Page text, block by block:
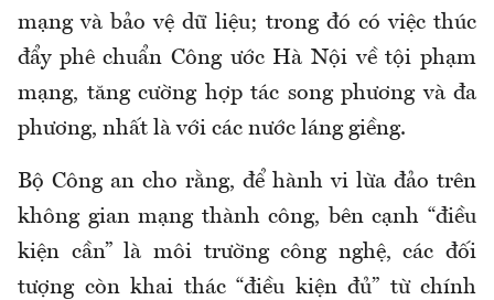
mạng và bảo vệ dữ liệu; trong đó có việc thúc
đẩy phê chuẩn Công ước Hà Nội về tội phạm
mạng, tăng cường hợp tác song phương và đa
phương, nhất là với các nước láng giềng.
Bộ Công an cho rằng, để hành vi lừa đảo trên
không gian mạng thành công, bên cạnh “điều
kiện cần” là môi trường công nghệ, các đối
tượng còn khai thác “điều kiện đủ” từ chính